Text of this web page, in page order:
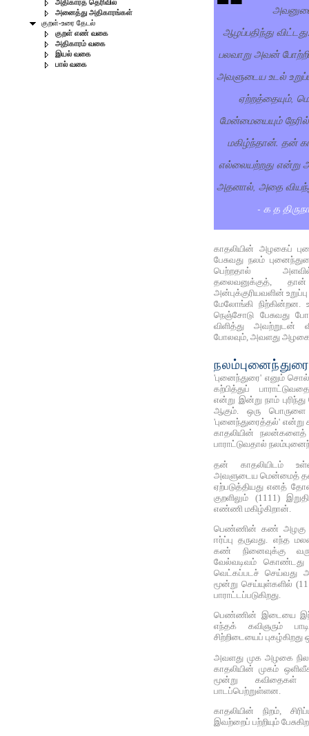
அதிகாரத் தெரிவில்
அனைத்து அதிகாரங்கள்
குறள்-உரை தேடல்
குறள் எண் வகை
அதிகாரம் வகை
இயல் வகை
பால் வகை
ஆழப்பதிந்து
பலவாறு அவன்
அவளுடைய உடல்
ஏற்றத்தையும்,
மேன்மையையும்
மகிழ்ந்தான். தன்
எல்லையற்றது
அதனால், அதை
- க த
காதலியின் அழகைப்
பேசுவது நலம்
பெற்றதால்
தலைவனுக்குத்,
அன்புக்குரியவளின்
மேலோங்கி நிற்கின்றன.
நெஞ்சோடு பேசுவது
விளித்து அவற்றுடன்
போலவும், அவளது
'புனைந்துரை' எனும்
கற்பித்துப்
என்று இன்று நாம்
ஆகும். ஒரு பொருளை
'புனைந்துரைத்தல்' என்று
காதலியின் நலன்களைத்
பாராட்டுவதால்
தன் காதலியிடம்
அவளுடைய மென்மைத்
ஏற்படுத்தியது எனத்
குறளிலும் (1111)
எண்ணி மகிழ்கிறான்.
பெண்ணின் கண் அழகு
ஈர்ப்பு தருவது. எந்த
கண் நினைவுக்கு
வேல்வடிவம்
வெட்கப்படச் செய்வது
மூன்று செய்யுள்களில்
பாராட்டப்படுகிறது.
பெண்ணின் இடையை
எந்தக் கவிஞரும்
சிற்றிடையைப் புகழ்கிறது
அவளது முக அழகை
காதலியின் முகம்
மூன்று கவிதைகள்
பாடப்பெற்றுள்ளன.
காதலியின் நிறம்,
இவற்றைப் பற்றியும்